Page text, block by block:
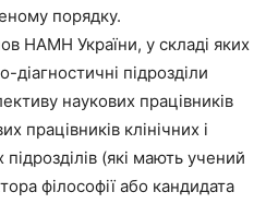
порядку.
НАМН України, у складі яких
діагностичні підрозділи
наукових працівників
працівників клінічних і
(які мають учений
філософії або кандидата